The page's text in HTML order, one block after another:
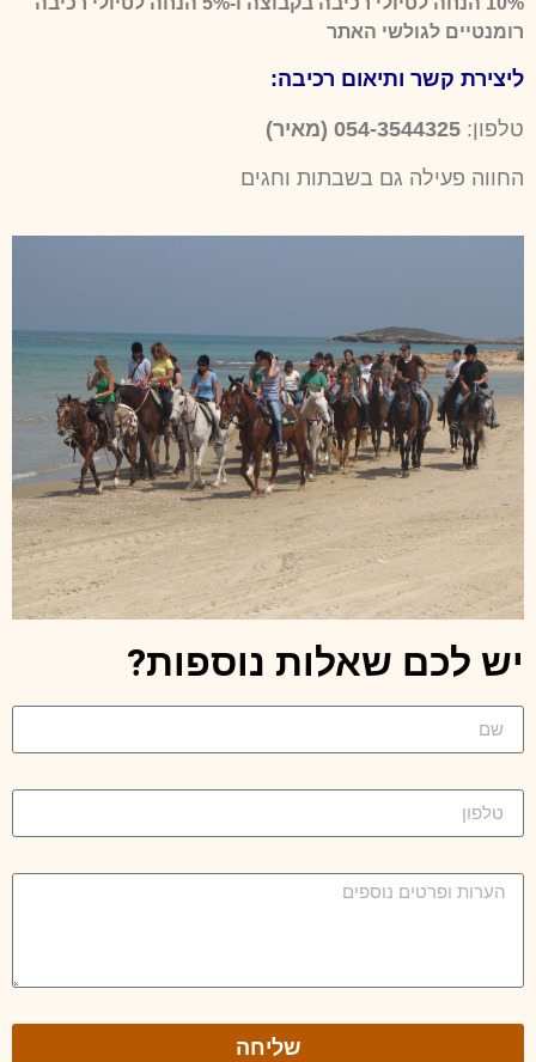
רומנטיים לגולשי האתר
ליצירת קשר ותיאום רכיבה:
טלפון: 054-3544325 (מאיר)
החווה פעילה גם בשבתות וחגים
יש לכם שאלות נוספות?
שליחה